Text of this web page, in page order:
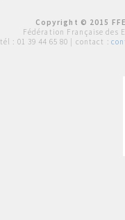
Copyright © 2015
Fédération Française des
tél : 01 39 44 65 80 | contact :